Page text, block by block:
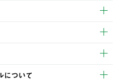
いただけます。
以内に商品を発送いたします。
、木曜日以降のご注文は週明け
について